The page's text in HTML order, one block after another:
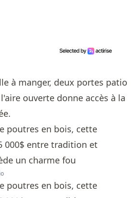
à manger, deux portes patio
ouverte donne accès à la